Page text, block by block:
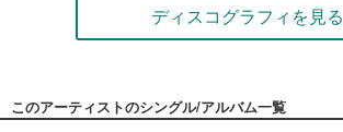
ディスコグラフィを見る
このアーティストのシングル/アルバム一覧